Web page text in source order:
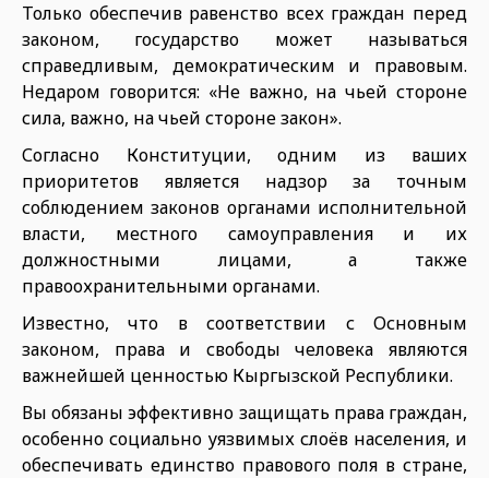
Только обеспечив равенство всех граждан перед
законом, государство может называться
справедливым, демократическим и правовым.
Недаром говорится: «Не важно, на чьей стороне
сила, важно, на чьей стороне закон».
Согласно Конституции, одним из ваших
приоритетов является надзор за точным
соблюдением законов органами исполнительной
власти, местного самоуправления и их
должностными лицами, а также
правоохранительными органами.
Известно, что в соответствии с Основным
законом, права и свободы человека являются
важнейшей ценностью Кыргызской Республики.
Вы обязаны эффективно защищать права граждан,
особенно социально уязвимых слоёв населения, и
обеспечивать единство правового поля в стране,